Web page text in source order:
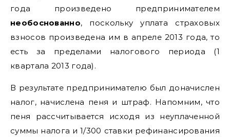
года произведено предпринимателем
необоснованно, поскольку уплата страховых
взносов произведена им в апреле 2013 года, то
есть за пределами налогового периода (1
квартала 2013 года).
В результате предпринимателю был доначислен
налог, начислена пеня и штраф. Напомним, что
пеня рассчитывается исходя из неуплаченной
суммы налога и 1/300 ставки рефинансирования